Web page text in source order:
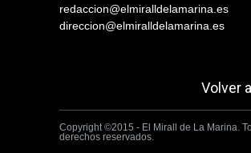
redaccion@elmiralldelamarina.es
direccion@elmiralldelamarina.es
Volver
Copyright ©2015 - El Mirall de La Marina.
derechos reservados.